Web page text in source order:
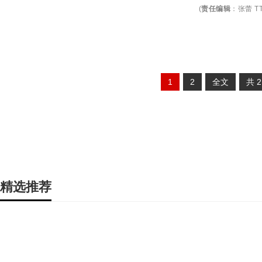
(责任编辑 ： 张蕾
1 2 全文 共 2
精选推荐